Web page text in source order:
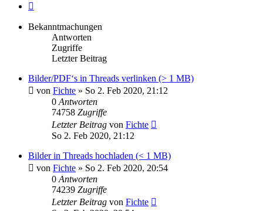
Bekanntmachungen
Antworten
Zugriffe
Letzter Beitrag
Bilder/PDF‘s in Threads verlinken (> 1 MB)
von Fichte » So 2. Feb 2020, 21:12
0Antworten
74758 Zugriffe
Letzter Beitrag von Fichte
So 2. Feb 2020, 21:12
Bilder in Threads hochladen (< 1 MB)
von Fichte » So 2. Feb 2020, 20:54
0Antworten
74239 Zugriffe
Letzter Beitrag von Fichte